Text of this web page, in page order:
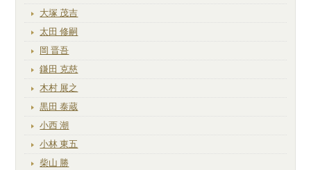
大塚 茂吉
太田 修嗣
岡 晋吾
鎌田 克慈
木村 展之
黒田 泰蔵
小西 潮
小林 東五
柴山 勝